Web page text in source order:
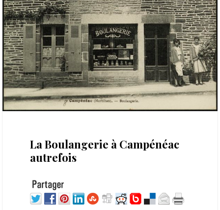
La Boulangerie à Campénéac
autrefois